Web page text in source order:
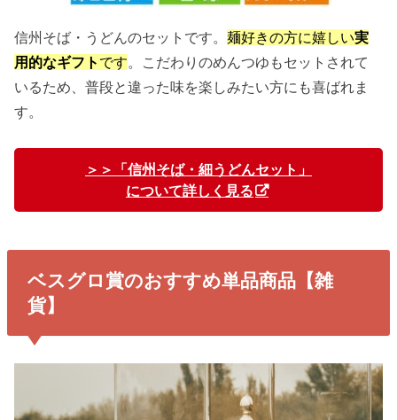
信州そば・うどんのセットです。麺好きの方に嬉しい実
用的なギフト です。こだわりのめんつゆもセットされて
いるため、普段と違った味を楽しみたい方にも喜ばれま
す。
＞＞「信州そば・細うどんセット」
について詳しく見る
ベスグロ賞のおすすめ単品商品【雑
貨】